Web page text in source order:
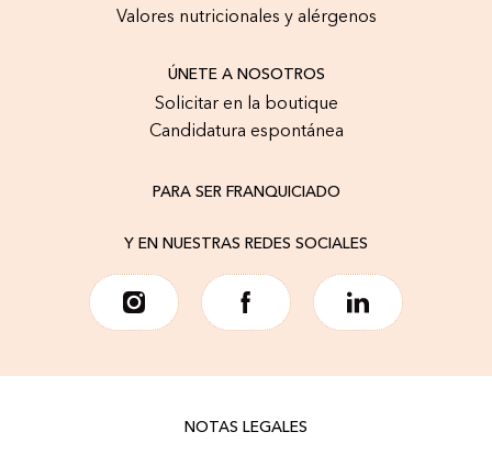
Valores nutricionales y alérgenos
ÚNETE A NOSOTROS
Solicitar en la boutique
Candidatura espontánea
PARA SER FRANQUICIADO
Y EN NUESTRAS REDES SOCIALES
NOTAS LEGALES